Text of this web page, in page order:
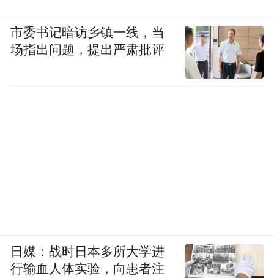
市委书记暗访乡镇一线，当
场指出问题，提出严肃批评
日媒：战时日本多所大学进
行输血人体实验，向患者注